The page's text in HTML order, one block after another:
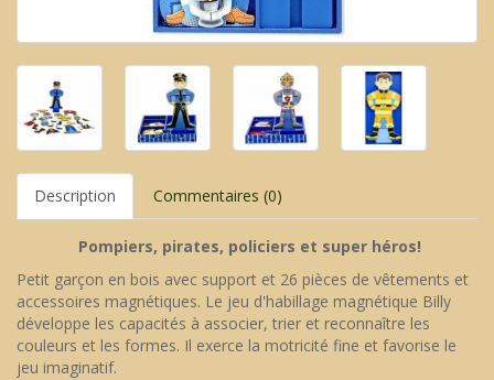
Description Commentaires (0)
Pompiers, pirates, policiers et super héros!
Petit garçon en bois avec support et 26 pièces de vêtements et
accessoires magnétiques. Le jeu d'habillage magnétique Billy
développe les capacités à associer, trier et reconnaître les
couleurs et les formes. Il exerce la motricité fine et favorise le
jeu imaginatif.